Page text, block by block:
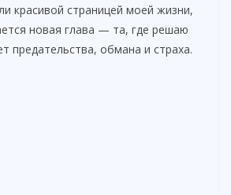
красивой страницей моей жизни,
новая глава — та, где решаю
предательства, обмана и страха.